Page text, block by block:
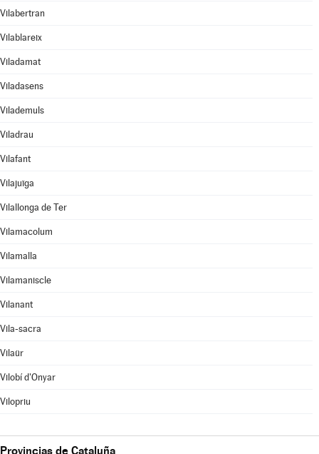
Vilabertran
Vilablareix
Viladamat
Viladasens
Vilademuls
Viladrau
Vilafant
Vilajuïga
Vilallonga de Ter
Vilamacolum
Vilamalla
Vilamaniscle
Vilanant
Vila-sacra
Vilaür
Vilobí d'Onyar
Vilopriu
Provincias de Cataluña